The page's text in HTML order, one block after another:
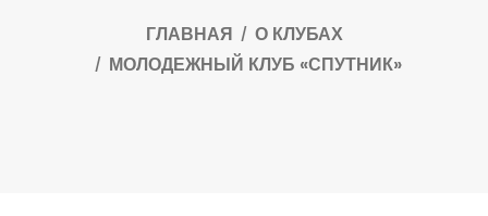
ГЛАВНАЯ
О КЛУБАХ
МОЛОДЕЖНЫЙ КЛУБ «СПУТНИК»